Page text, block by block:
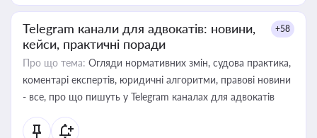
Telegram канали для адвокатів: новини,
кейси, практичні поради
+58
Про що тема: Огляди нормативних змін, судова практика,
коментарі експертів, юридичні алгоритми, правові новини
- все, про що пишуть у Telegram каналах для адвокатів